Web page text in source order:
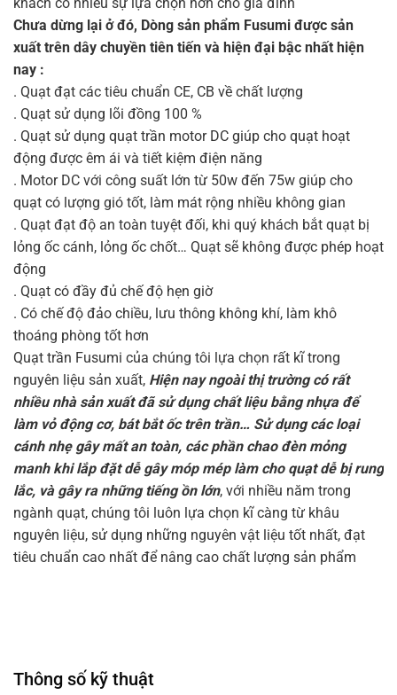
Chưa dừng lại ở đó, Dòng sản phẩm Fusumi được sản
xuất trên dây chuyền tiên tiến và hiện đại bậc nhất hiện
nay :
. Quạt đạt các tiêu chuẩn CE, CB về chất lượng
. Quạt sử dụng lõi đồng 100 %
. Quạt sử dụng quạt trần motor DC giúp cho quạt hoạt
động được êm ái và tiết kiệm điện năng
. Motor DC với công suất lớn từ 50w đến 75w giúp cho
quạt có lượng gió tốt, làm mát rộng nhiều không gian
. Quạt đạt độ an toàn tuyệt đối, khi quý khách bắt quạt bị
lỏng ốc cánh, lỏng ốc chốt… Quạt sẽ không được phép hoạt
động
. Quạt có đầy đủ chế độ hẹn giờ
. Có chế độ đảo chiều, lưu thông không khí, làm khô
thoáng phòng tốt hơn
Quạt trần Fusumi của chúng tôi lựa chọn rất kĩ trong
nguyên liệu sản xuất, Hiện nay ngoài thị trường có rất
nhiều nhà sản xuất đã sử dụng chất liệu bằng nhựa để
làm vỏ động cơ, bát bắt ốc trên trần… Sử dụng các loại
cánh nhẹ gây mất an toàn, các phần chao đèn mỏng
manh khi lắp đặt dễ gây móp mép làm cho quạt dễ bị rung
lắc, và gây ra những tiếng ồn lớn, với nhiều năm trong
ngành quạt, chúng tôi luôn lựa chọn kĩ càng từ khâu
nguyên liệu, sử dụng những nguyên vật liệu tốt nhất, đạt
tiêu chuẩn cao nhất để nâng cao chất lượng sản phẩm
Thông số kỹ thuật